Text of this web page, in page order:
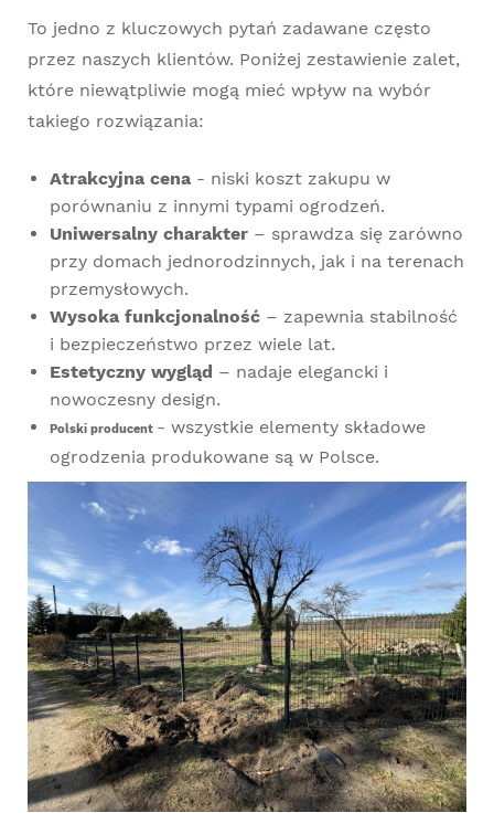
To jedno z kluczowych pytań zadawane często
przez naszych klientów. Poniżej zestawienie zalet,
które niewątpliwie mogą mieć wpływ na wybór
takiego rozwiązania:
Atrakcyjna cena - niski koszt zakupu w
porównaniu z innymi typami ogrodzeń.
Uniwersalny charakter – sprawdza się zarówno
przy domach jednorodzinnych, jak i na terenach
przemysłowych.
Wysoka funkcjonalność – zapewnia stabilność
i bezpieczeństwo przez wiele lat.
Estetyczny wygląd – nadaje elegancki i
nowoczesny design.
Polski producent - wszystkie elementy składowe
ogrodzenia produkowane są w Polsce.